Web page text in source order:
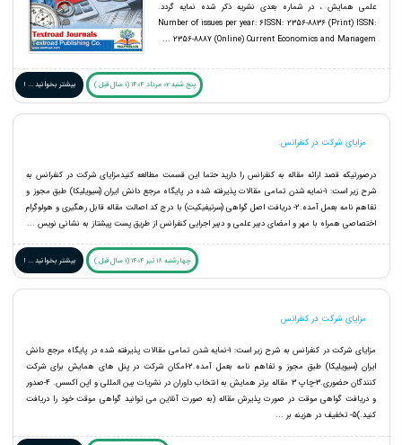
علمی همایش ، در شماره بعدی نشریه ذکر شده نمایه گردد.
Number of issues per year: 6ISSN: 2356-8836 (Print) ISSN:
2356-8887 (Online) Current Economics and Managem ...
پنج شنبه 02 مرداد 1404 (1 سال قبل ) بیشتر بخوانید ... !
مزایای شرکت در کنفرانس.
درصورتیکه قصد ارائه مقاله به کنفرانس را دارید حتما این قسمت مطالعه کنیدمزایای شرکت در کنفرانس به
شرح زیر است: 1-نمایه شدن تمامی مقالات پذیرفته شده در پایگاه مرجع دانش ایران (سیویلیکا) طبق مجوز و
تفاهم نامه بعمل آمده.2- دریافت اصل گواهی (سرتیفیکیت) با درج کد اصالت مقاله قابل رهگیری و هولوگرام
اختصاصی همراه با مهر و امضای دبیر علمی و دبیر اجرایی کنفرانس از طریق پست پیشتاز به نشانی نویس ...
چهارشنبه 18 تیر 1404 (1 سال قبل ) بیشتر بخوانید ... !
مزایای شرکت در کنفرانس
مزایای شرکت در کنفرانس به شرح زیر است: 1-نمایه شدن تمامی مقالات پذیرفته شده در پایگاه مرجع دانش
ایران (سیویلیکا) طبق مجوز و تفاهم نامه بعمل آمده.2-امکان شرکت در پنل های همایش برای شرکت
کنندگان حضوری.3-چاپ 3 مقاله برتر همایش به انتخاب داوران در نشریات بین المللی و اپن اکسس. 4-صدور
و دریافت گواهی موقت در صورت پذیرش مقاله (به صورت آنلاین می توانید گواهی موقت خود را دریافت
کنید.)5- تخفیف در هزینه بر ...